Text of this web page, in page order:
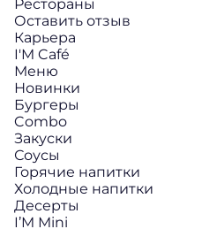
Рестораны
Оставить отзыв
Карьера
I'M Café
Меню
Новинки
Бургеры
Combo
Закуски
Соусы
Горячие напитки
Холодные напитки
Десерты
I’M Mini